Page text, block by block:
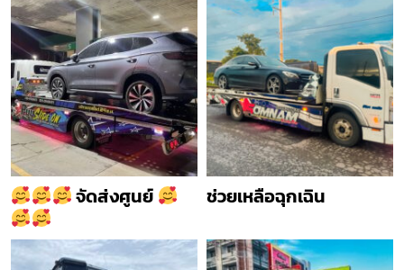
จัดส่งศูนย์ ช่วยเหลือฉุกเฉิน